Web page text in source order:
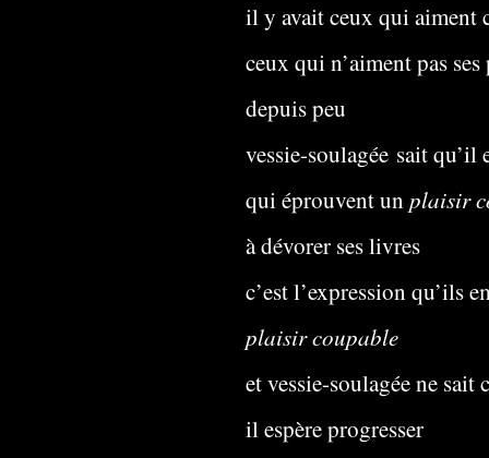
il y avait ceux qui aiment
ceux qui n’aiment pas ses
depuis peu
vessie-soulagée sait qu’il
qui éprouvent un plaisir
à dévorer ses livres
c’est l’expression qu’ils
plaisir coupable
et vessie-soulagée ne sait
il espère progresser